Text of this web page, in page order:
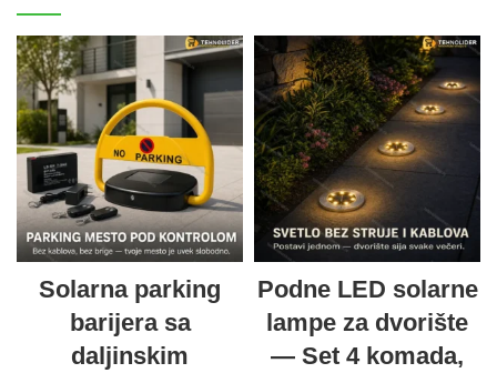
Solarna parking
barijera sa
daljinskim
Podne LED solarne
lampe za dvorište
— Set 4 komada,